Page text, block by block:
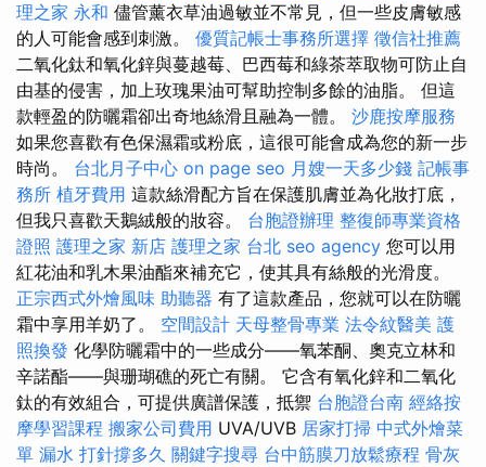
理之家 永和 儘管薰衣草油過敏並不常見，但一些皮膚敏感
的人可能會感到刺激。 優質記帳士事務所選擇 徵信社推薦
二氧化鈦和氧化鋅與蔓越莓、巴西莓和綠茶萃取物可防止自
由基的侵害，加上玫瑰果油可幫助控制多餘的油脂。 但這
款輕盈的防曬霜卻出奇地絲滑且融為一體。 沙鹿按摩服務
如果您喜歡有色保濕霜或粉底，這很可能會成為您的新一步
時尚。 台北月子中心 on page seo 月嫂一天多少錢 記帳事
務所 植牙費用 這款絲滑配方旨在保護肌膚並為化妝打底，
但我只喜歡天鵝絨般的妝容。 台胞證辦理 整復師專業資格
證照 護理之家 新店 護理之家 台北 seo agency 您可以用
紅花油和乳木果油酯來補充它，使其具有絲般的光滑度。
正宗西式外燴風味 助聽器 有了這款產品，您就可以在防曬
霜中享用羊奶了。 空間設計 天母整骨專業 法令紋醫美 護
照換發 化學防曬霜中的一些成分——氧苯酮、奧克立林和
辛諾酯——與珊瑚礁的死亡有關。 它含有氧化鋅和二氧化
鈦的有效組合，可提供廣譜保護，抵禦 台胞證台南 經絡按
摩學習課程 搬家公司費用 UVA/UVB 居家打掃 中式外燴菜
單 漏水 打針撐多久 關鍵字搜尋 台中筋膜刀放鬆療程 骨灰